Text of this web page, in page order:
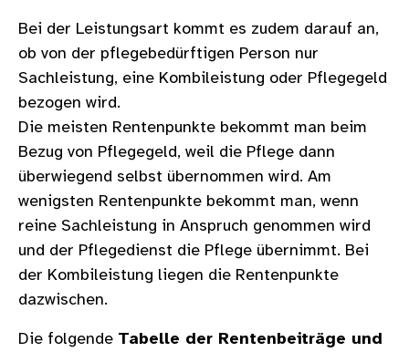
Bei der Leistungsart kommt es zudem darauf an,
ob von der pflegebedürftigen Person nur
Sachleistung, eine Kombileistung oder Pflegegeld
bezogen wird.
Die meisten Rentenpunkte bekommt man beim
Bezug von Pflegegeld, weil die Pflege dann
überwiegend selbst übernommen wird. Am
wenigsten Rentenpunkte bekommt man, wenn
reine Sachleistung in Anspruch genommen wird
und der Pflegedienst die Pflege übernimmt. Bei
der Kombileistung liegen die Rentenpunkte
dazwischen.
Die folgende Tabelle der Rentenbeiträge und